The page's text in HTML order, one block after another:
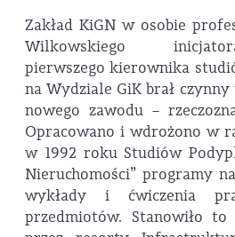
Zakład KiGN w osobie
Wilkowskiego
pierwszego kierownika
na Wydziale GiK brał
nowego zawodu –
Opracowano i wdrożono w
w 1992 roku Studiów
Nieruchomości” programy
wykłady i ćwiczenia
przedmiotów. Stanowiło